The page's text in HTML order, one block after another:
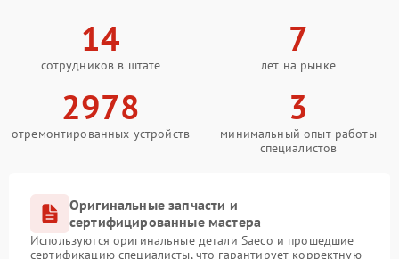
14
сотрудников в штате
7
лет на рынке
2978
отремонтированных устройств
3
минимальный опыт работы
специалистов
Оригинальные запчасти и
сертифицированные мастера
Используются оригинальные детали Saeco и прошедшие
сертификацию специалисты, что гарантирует корректную